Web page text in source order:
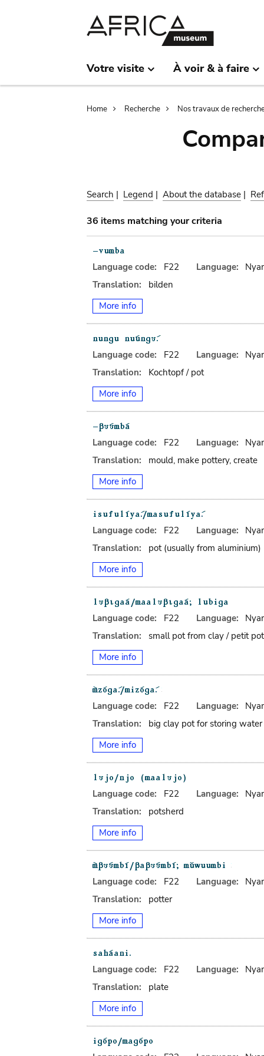
Votre visite À voir & à faire
Breadcrumb
Home Recherche Nos travaux de
Search | Legend | About the database |
36 items matching your criteria
Language code: F22 Language:
Translation:
bilden
More info
Language code: F22 Language:
Translation:
Kochtopf / pot
More info
Language code: F22 Language:
Translation:
mould, make pottery, create
More info
Language code: F22 Language:
Translation:
pot (usually from aluminium)
More info
Language code: F22 Language:
Translation:
small pot from clay / petit
More info
Language code: F22 Language:
Translation:
big clay pot for storing water
More info
Language code: F22 Language:
Translation:
potsherd
More info
Language code: F22 Language:
Translation:
potter
More info
Language code: F22 Language:
Translation:
plate
More info